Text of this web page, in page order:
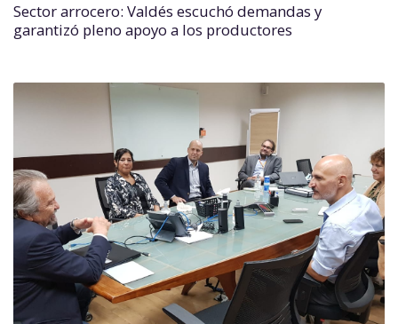
Sector arrocero: Valdés escuchó demandas y
garantizó pleno apoyo a los productores